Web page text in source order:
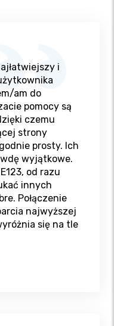
i
am do
pomocy są
czemu
strony
prosty. Ich
wyjątkowe.
od razu
innych
Połączenie
najwyższej
się na tle